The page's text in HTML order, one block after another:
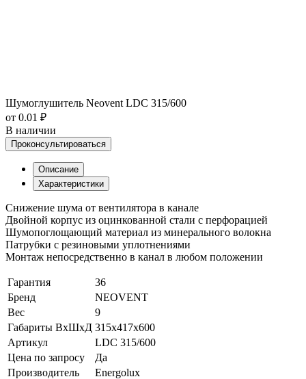
Шумоглушитель Neovent LDC 315/600
от 0.01 ₽
В наличии
Проконсультироваться
Описание
Характеристики
Снижение шума от вентилятора в канале
Двойной корпус из оцинкованной стали с перфорацией
Шумопоглощающий материал из минерального волокна
Патрубки с резиновыми уплотнениями
Монтаж непосредственно в канал в любом положении
Гарантия
36
Бренд
NEOVENT
Вес
9
Габариты ВхШхД 315x417x600
Артикул
LDC 315/600
Цена по запросу
Да
Производитель
Energolux